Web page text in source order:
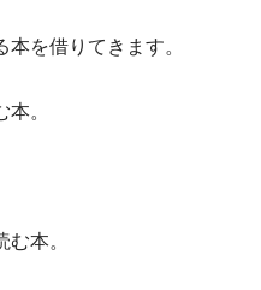
を借りてきます。
。
本。